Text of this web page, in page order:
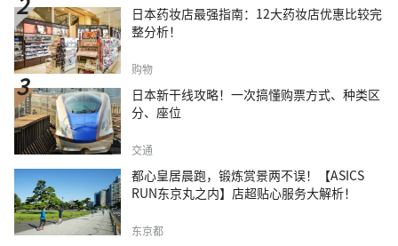
日本药妆店最强指南：12大药妆店优惠比较完
整分析！
购物
日本新干线攻略！一次搞懂购票方式、种类区
分、座位
交通
都心皇居晨跑，锻炼赏景两不误！【ASICS
RUN东京丸之内】店超贴心服务大解析！
东京都